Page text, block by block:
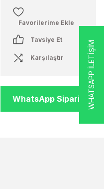
Tavsiye Et
Karşılaştır
WhatsApp Sipariş WHATSAPP İLETİŞİM